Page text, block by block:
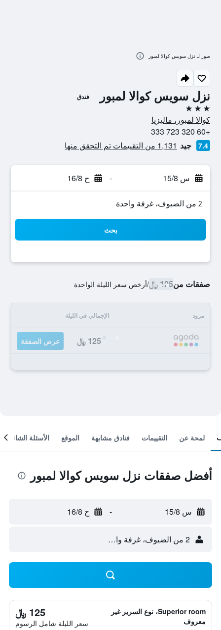
نزل سويس كوالا لمبور فندق
3 نجوم
كوالا لمبور، ماليزيا
+60 320 723 333
7.4 جيد 1,131 من التقييمات تم التحقق منها
س 15/8 - ح 16/8
2 من الضيوف، غرفة واحدة
بحث
صفقات من125 ﷼ /أرخص سعر الليلة الواحدة
مزود الإجمالي في الليلة
125 ﷼ عرض الصفقة
صور لـ نزل سويس كوالا لمبور
لمحة عن التقييمات فنادق مشابهة الموقع الأسئلة الشائعة
أفضل صفقات نزل سويس كوالا لمبور
س 15/8 - ح 16/8
2 من الضيوف، غرفة واحدة
Superior room، نوع السرير غير
معروف
125 ﷼
سعر الليلة شامل الرسوم